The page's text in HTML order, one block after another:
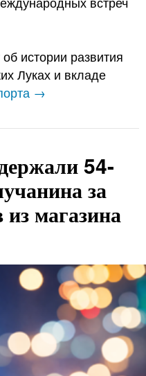
истории развития
Луках и вкладе
→
54-
за
магазина